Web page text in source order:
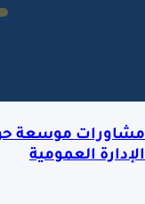
مشاورات موسعة
الإدارة العمومية